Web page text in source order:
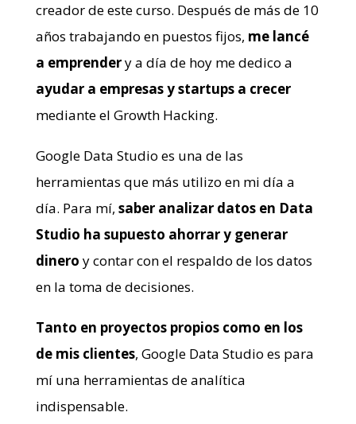
creador de este curso. Después de más de 10
años trabajando en puestos fijos, me lancé
a emprendery a día de hoy me dedico a
ayudar a empresas y startups a crecer
mediante el Growth Hacking.
Google Data Studio es una de las
herramientas que más utilizo en mi día a
día. Para mí, saber analizar datos en Data
Studio ha supuesto ahorrar y generar
dinero y contar con el respaldo de los datos
en la toma de decisiones.
Tanto en proyectos propios como en los
de mis clientes, Google Data Studio es para
mí una herramientas de analítica
indispensable.